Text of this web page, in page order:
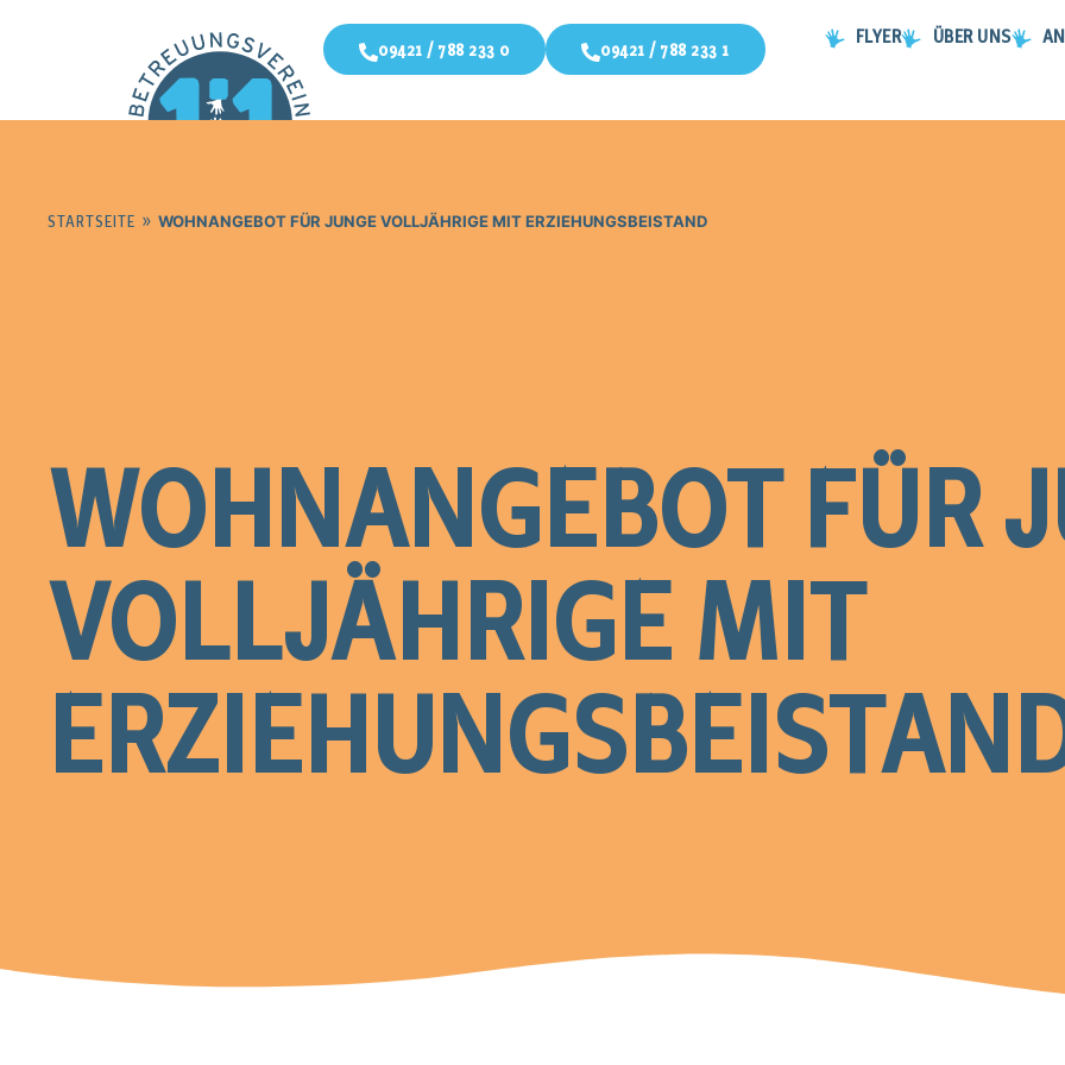
09421 / 788 233 0 09421 / 788 233 1
FLYER ÜBER UNS
STARTSEITE » WOHNANGEBOT FÜR JUNGE VOLLJÄHRIGE MIT ERZIEHUNGS­BEISTAND
WOHNANGEBOT FÜR
VOLLJÄHRIGE MIT